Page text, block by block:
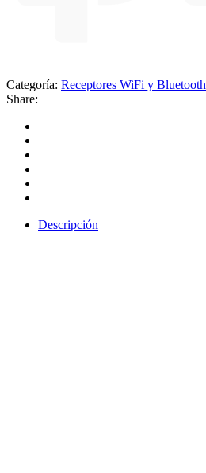
Categoría: Receptores WiFi y Bluetooth
Share:
Descripción